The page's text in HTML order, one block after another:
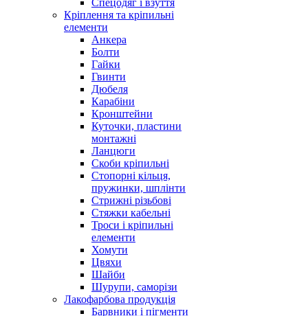
Спецодяг і взуття
Кріплення та кріпильні
елементи
Анкера
Болти
Гайки
Гвинти
Дюбеля
Карабіни
Кронштейни
Куточки, пластини
монтажні
Ланцюги
Скоби кріпильні
Стопорні кільця,
пружинки, шплінти
Стрижні різьбові
Стяжки кабельні
Троси і кріпильні
елементи
Хомути
Цвяхи
Шайби
Шурупи, саморізи
Лакофарбова продукція
Барвники і пігменти